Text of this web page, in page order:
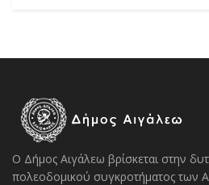
Ο Δήμος Αιγάλεω βρίσκεται στην
πολεοδομικού συγκροτήματος των